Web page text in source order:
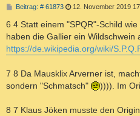
Beitrag: # 61873B
i
t
r
g
12. November 2019
6 4 Statt einem "SPQR"-Schild
haben die Gallier ein Wildschwein
https://de.wikipedia.org/wiki/
7 8 Da Mausklix Arverner ist,
sondern "Schmatsch"
)))). Im
8 7 Klaus Jöken musste den